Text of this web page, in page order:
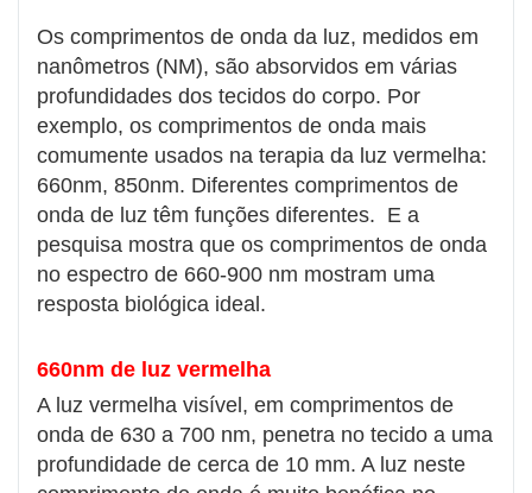
Os comprimentos de onda da luz, medidos em
nanômetros (NM), são absorvidos em várias
profundidades dos tecidos do corpo. Por
exemplo, os comprimentos de onda mais
comumente usados ​​na terapia da luz vermelha:
660nm, 850nm. Diferentes comprimentos de
onda de luz têm funções diferentes. E a
pesquisa mostra que os comprimentos de onda
no espectro de 660-900 nm mostram uma
resposta biológica ideal.
660nm de luz vermelha
A luz vermelha visível, em comprimentos de
onda de 630 a 700 nm, penetra no tecido a uma
profundidade de cerca de 10 mm. A luz neste